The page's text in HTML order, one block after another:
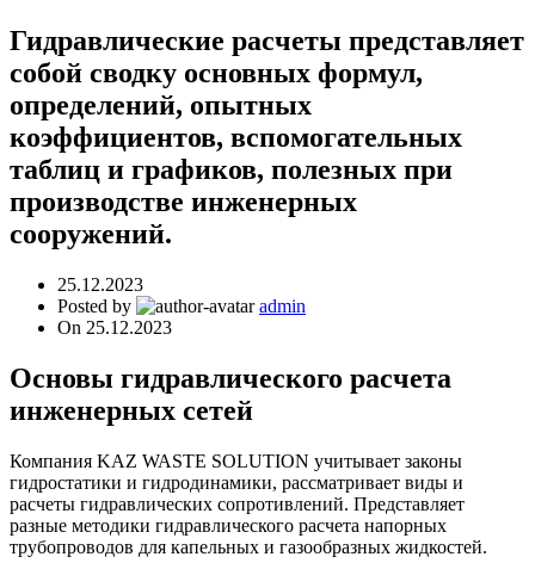
Гидравлические расчеты представляет
собой сводку основных формул,
определений, опытных
коэффициентов, вспомогательных
таблиц и графиков, полезных при
производстве инженерных
сооружений.
25.12.2023
Posted by
admin
On 25.12.2023
Основы гидравлического расчета
инженерных сетей
Компания KAZ WASTE SOLUTION учитывает законы
гидростатики и гидродинамики, рассматривает виды и
расчеты гидравлических сопротивлений. Представляет
разные методики гидравлического расчета напорных
трубопроводов для капельных и газообразных жидкостей.